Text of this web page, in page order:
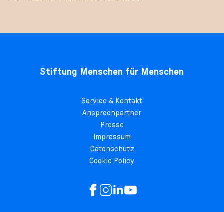
Stiftung Menschen für Menschen
Service & Kontakt
Ansprechpartner
Presse
Impressum
Datenschutz
Cookie Policy